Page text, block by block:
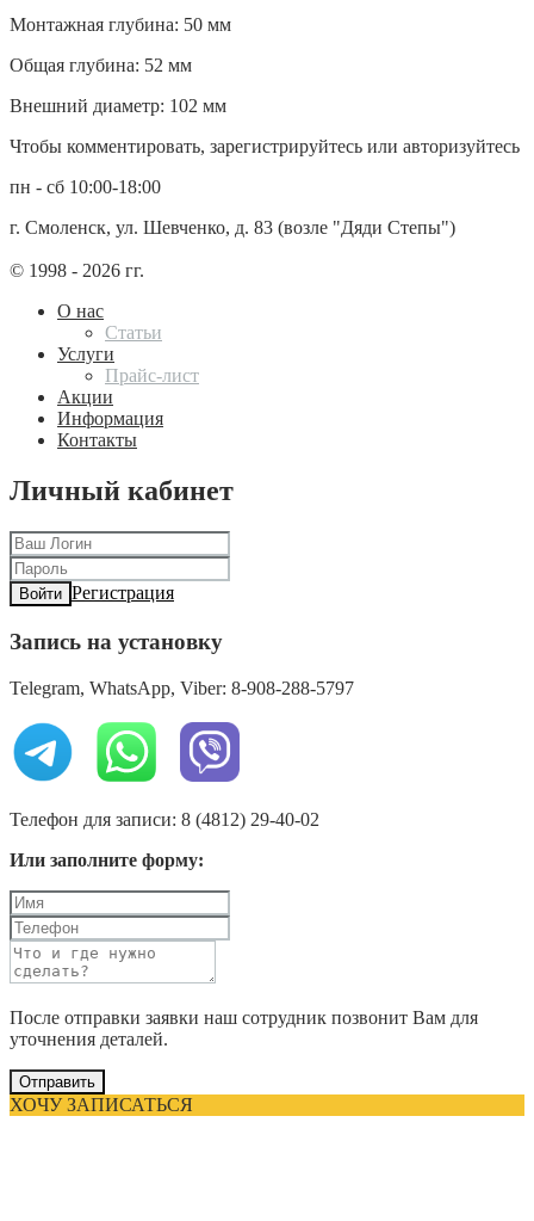
Монтажная глубина: 50 мм
Общая глубина: 52 мм
Внешний диаметр: 102 мм
Чтобы комментировать, зарегистрируйтесь или авторизуйтесь
пн - сб 10:00-18:00
г. Смоленск, ул. Шевченко, д. 83 (возле "Дяди Степы")
© 1998 - 2026 гг.
О нас
Статьи
Услуги
Прайс-лист
Акции
Информация
Контакты
Личный кабинет
Войти Регистрация
Запись на установку
Telegram, WhatsApp, Viber: 8-908-288-5797
Телефон для записи: 8 (4812) 29-40-02
Или заполните форму:
После отправки заявки наш сотрудник позвонит Вам для
уточнения деталей.
Отправить
ХОЧУ ЗАПИСАТЬСЯ